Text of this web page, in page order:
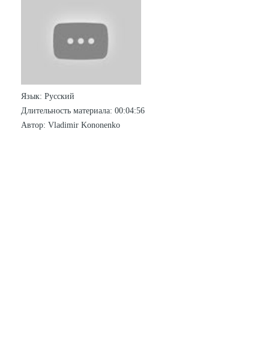
Язык: Русский
Длительность материала: 00:04:56
Автор: Vladimir Kononenko